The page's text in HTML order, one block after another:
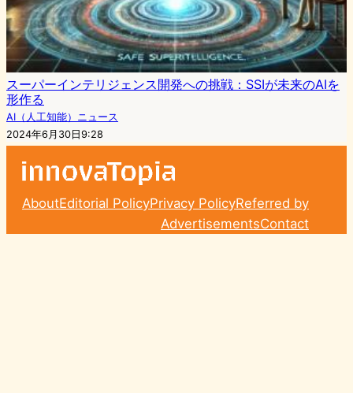
スーパーインテリジェンス開発への挑戦：SSIが未来のAIを
形作る
AI（人工知能）ニュース
2024年6月30日9:28
AboutEditorial PolicyPrivacy PolicyReferred by
AdvertisementsContact